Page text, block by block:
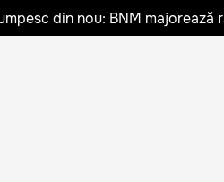
din nou: BNM majorează